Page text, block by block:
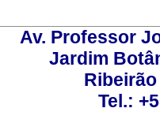
Av. Professor
Jardim
Tel.: